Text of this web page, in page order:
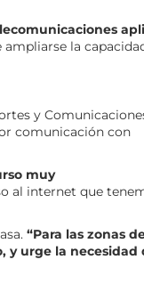
ampliarse la
y
comunicación con
muy
al internet que
“Para las zonas
y urge la necesidad